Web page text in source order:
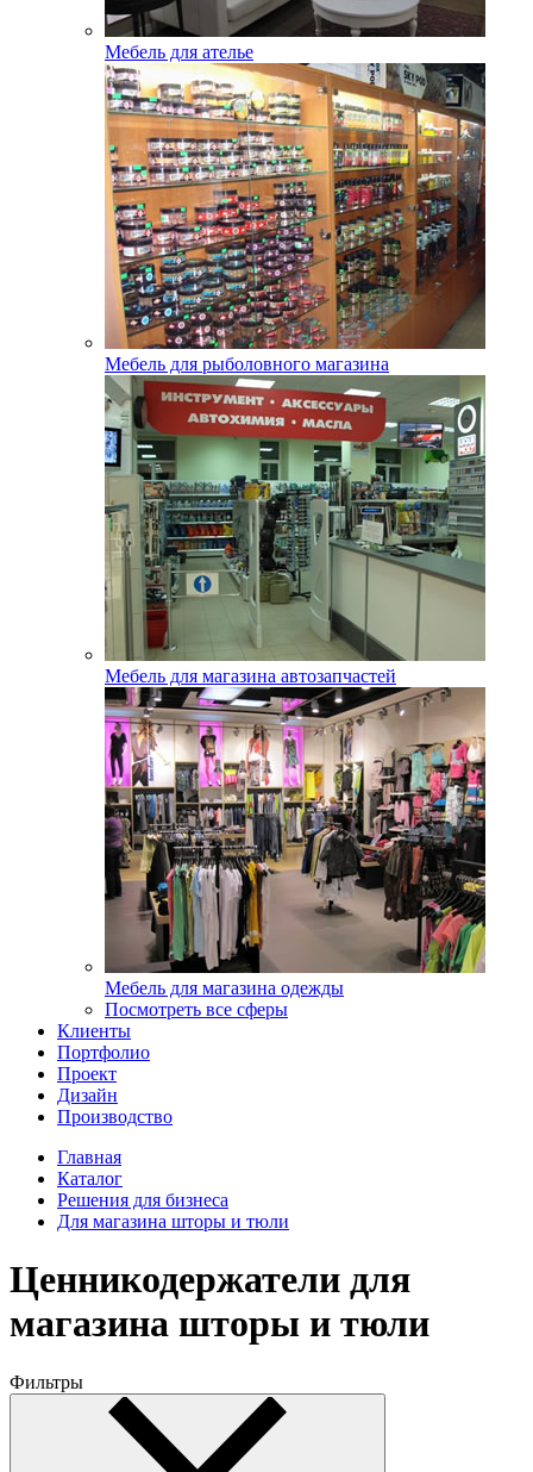
Мебель для ателье
Мебель для рыболовного магазина
Мебель для магазина автозапчастей
Мебель для магазина одежды
Посмотреть все сферы
Клиенты
Портфолио
Проект
Дизайн
Производство
Главная
Каталог
Решения для бизнеса
Для магазина шторы и тюли
Ценникодержатели для
магазина шторы и тюли
Фильтры